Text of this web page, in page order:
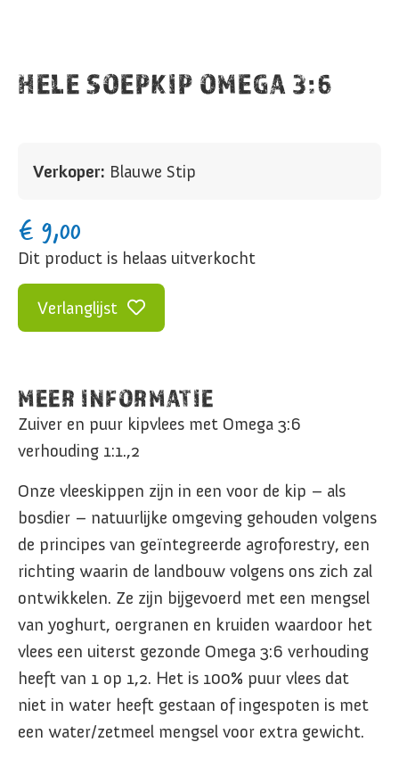
HELE SOEPKIP OMEGA 3:6
Verkoper: Blauwe Stip
€ 9,00
Dit product is helaas uitverkocht
Verlanglijst
MEER INFORMATIE
Zuiver en puur kipvlees met Omega 3:6
verhouding 1:1.,2
Onze vleeskippen zijn in een voor de kip – als
bosdier – natuurlijke omgeving gehouden volgens
de principes van geïntegreerde agroforestry, een
richting waarin de landbouw volgens ons zich zal
ontwikkelen. Ze zijn bijgevoerd met een mengsel
van yoghurt, oergranen en kruiden waardoor het
vlees een uiterst gezonde Omega 3:6 verhouding
heeft van 1 op 1,2. Het is 100% puur vlees dat
niet in water heeft gestaan of ingespoten is met
een water/zetmeel mengsel voor extra gewicht.